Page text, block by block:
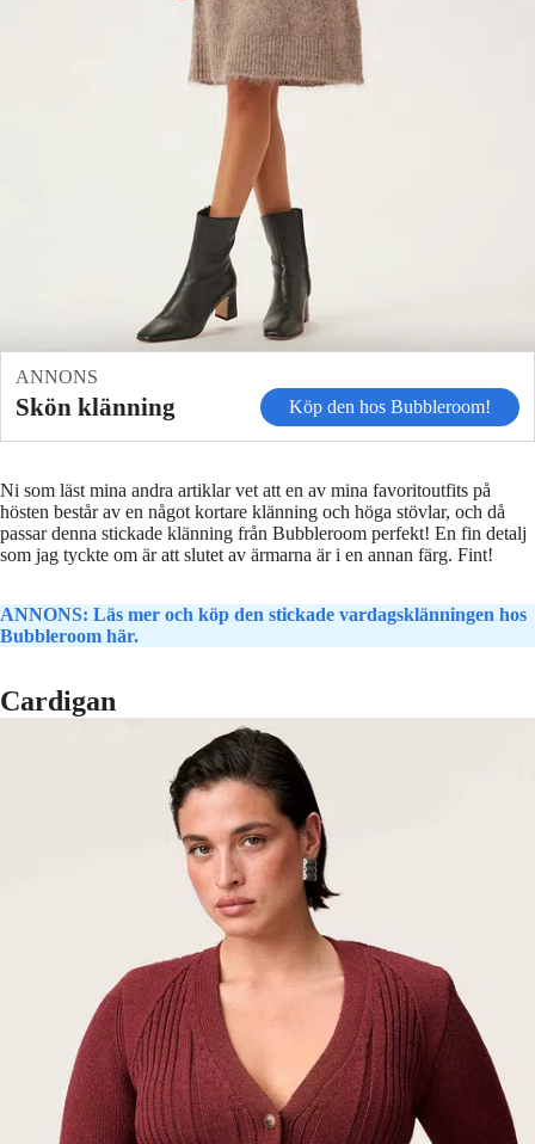
ANNONS
Skön klänning Köp den hos Bubbleroom!
Ni som läst mina andra artiklar vet att en av mina favoritoutfits på
hösten består av en något kortare klänning och höga stövlar, och då
passar denna stickade klänning från Bubbleroom perfekt! En fin detalj
som jag tyckte om är att slutet av ärmarna är i en annan färg. Fint!
ANNONS: Läs mer och köp den stickade vardagsklänningen hos
Bubbleroom här.
Cardigan